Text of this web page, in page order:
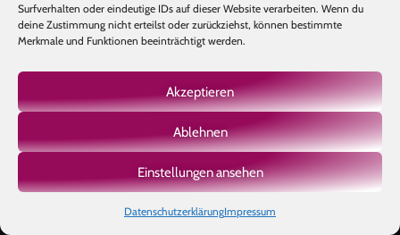
Surfverhalten oder eindeutige IDs auf dieser Website verarbeiten. Wenn du
deine Zustimmung nicht erteilst oder zurückziehst, können bestimmte
Merkmale und Funktionen beeinträchtigt werden.
Akzeptieren
Ablehnen
Einstellungen ansehen
DatenschutzerklärungImpressum